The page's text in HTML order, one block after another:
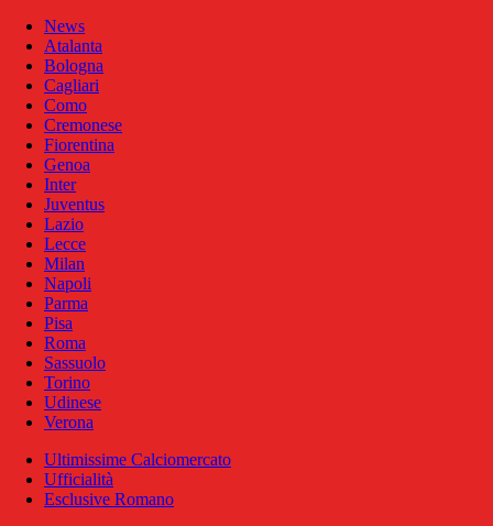
News
Atalanta
Bologna
Cagliari
Como
Cremonese
Fiorentina
Genoa
Inter
Juventus
Lazio
Lecce
Milan
Napoli
Parma
Pisa
Roma
Sassuolo
Torino
Udinese
Verona
Ultimissime Calciomercato
Ufficialità
Esclusive Romano